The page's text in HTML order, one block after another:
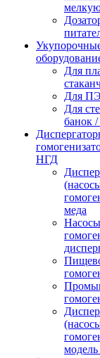
Для
Для
Для
банок
НГД
меда
Насосы